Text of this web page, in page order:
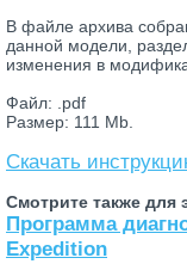
В файле архива
данной модели,
изменения в
Файл: .pdf
Размер: 111 Mb.
Скачать
Смотрите также для
Программа
Expedition